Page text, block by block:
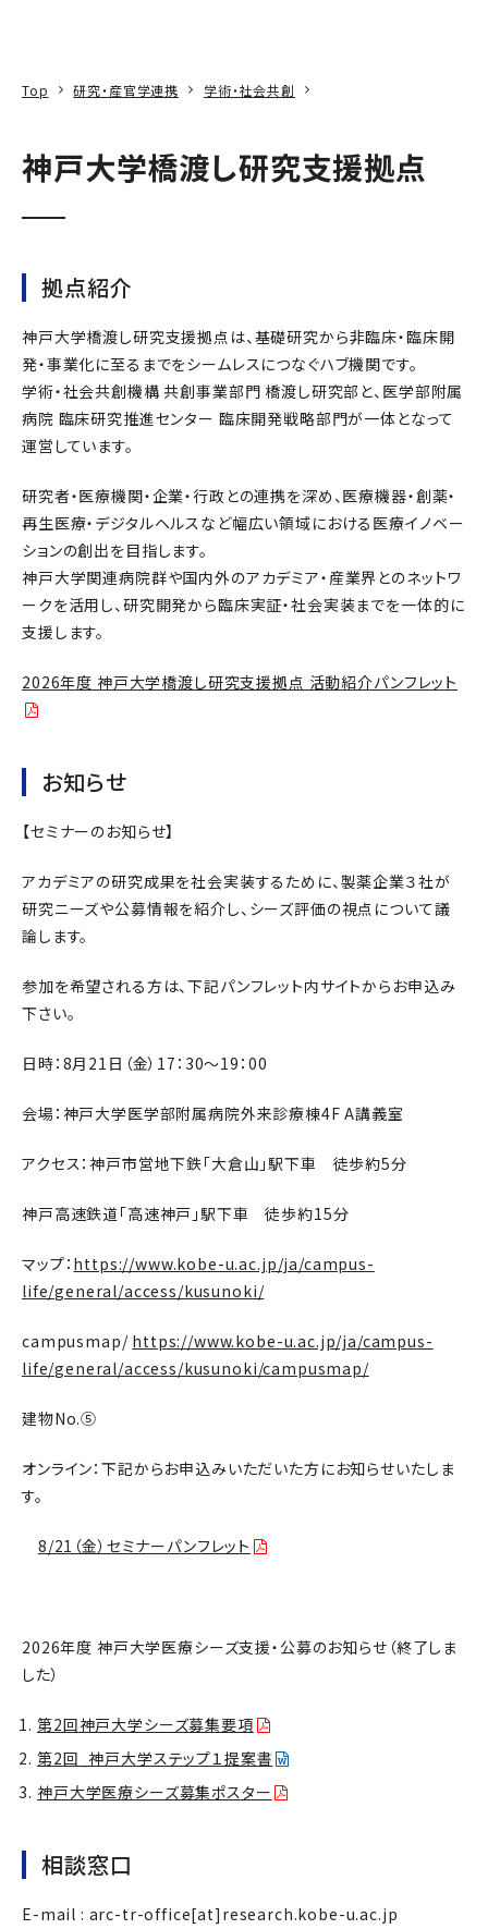
Top 研究・産官学連携 学術・社会共創
神戸大学橋渡し研究支援拠点
拠点紹介
神戸大学橋渡し研究支援拠点は、基礎研究から非臨床・臨床開
発・事業化に至るまでをシームレスにつなぐハブ機関です。
学術・社会共創機構 共創事業部門 橋渡し研究部と、医学部附属
病院 臨床研究推進センター 臨床開発戦略部門が一体となって
運営しています。
研究者・医療機関・企業・行政との連携を深め、医療機器・創薬・
再生医療・デジタルヘルスなど幅広い領域における医療イノベー
ションの創出を目指します。
神戸大学関連病院群や国内外のアカデミア・産業界とのネットワ
ークを活用し、研究開発から臨床実証・社会実装までを一体的に
支援します。
2026年度 神戸大学橋渡し研究支援拠点 活動紹介パンフレット
お知らせ
【セミナーのお知らせ】
アカデミアの研究成果を社会実装するために、製薬企業３社が
研究ニーズや公募情報を紹介し、シーズ評価の視点について議
論します。
参加を希望される方は、下記パンフレット内サイトからお申込み
下さい。
日時：8月21日（金）17：30～19：00
会場：神戸大学医学部附属病院外来診療棟4F A講義室
アクセス：神戸市営地下鉄「大倉山」駅下車 徒歩約5分
神戸高速鉄道「高速神戸」駅下車 徒歩約15分
マップ： https://www.kobe-u.ac.jp/ja/campus-
life/general/access/kusunoki/
campusmap/ https://www.kobe-u.ac.jp/ja/campus-
life/general/access/kusunoki/campusmap/
建物No.⑤
オンライン：下記からお申込みいただいた方にお知らせいたしま
す。
8/21（金）セミナーパンフレット
2026年度 神戸大学医療シーズ支援・公募のお知らせ（終了しま
した）
第2回神戸大学シーズ募集要項
第2回_神戸大学ステップ１提案書
神戸大学医療シーズ募集ポスター
相談窓口
E-mail : arc-tr-office[at]research.kobe-u.ac.jp